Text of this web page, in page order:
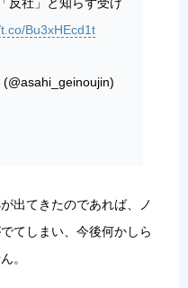
Bu3xHEcd1t
出てきたのであれば、ノ
てしまい、今後何かしら
。